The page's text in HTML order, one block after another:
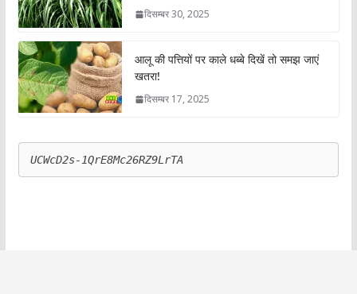
दिसम्बर 30, 2025
आलू की पत्तियों पर काले धब्बे दिखें तो समझ जाएं
खतरा!
दिसम्बर 17, 2025
UCWcD2s-1QrE8Mc26RZ9LrTA